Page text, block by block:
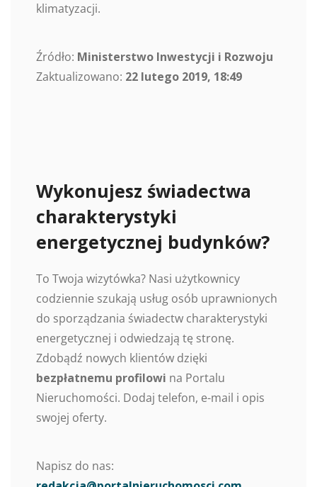
klimatyzacji.
Źródło: Ministerstwo Inwestycji i Rozwoju
Zaktualizowano: 22 lutego 2019, 18:49
Wykonujesz świadectwa
charakterystyki
energetycznej budynków?
To Twoja wizytówka? Nasi użytkownicy
codziennie szukają usług osób uprawnionych
do sporządzania świadectw charakterystyki
energetycznej i odwiedzają tę stronę.
Zdobądź nowych klientów dzięki
bezpłatnemu profilowi na Portalu
Nieruchomości. Dodaj telefon, e-mail i opis
swojej oferty.
Napisz do nas: